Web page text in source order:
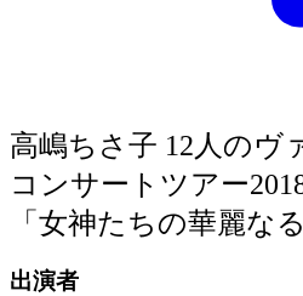
高嶋ちさ子 12人の
コンサートツアー
「女神たちの華麗な
出演者